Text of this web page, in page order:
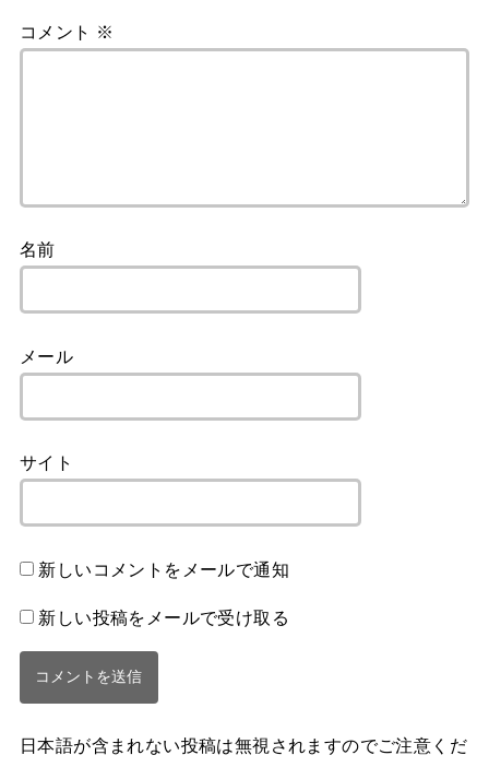
コメント ※
名前
メール
サイト
新しいコメントをメールで通知
新しい投稿をメールで受け取る
日本語が含まれない投稿は無視されますのでご注意くだ